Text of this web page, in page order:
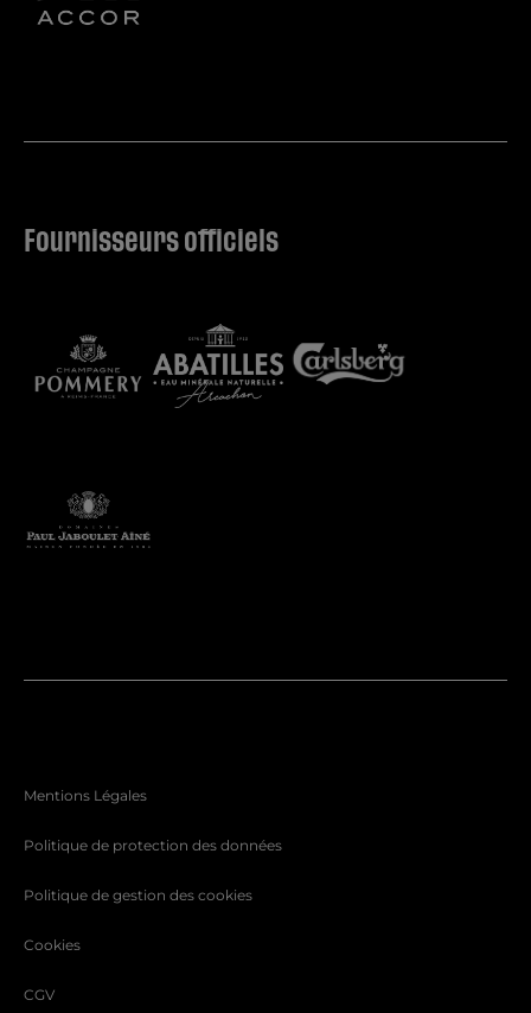
Fournisseurs officiels
Mentions Légales
Politique de protection des données
Politique de gestion des cookies
Cookies
CGV